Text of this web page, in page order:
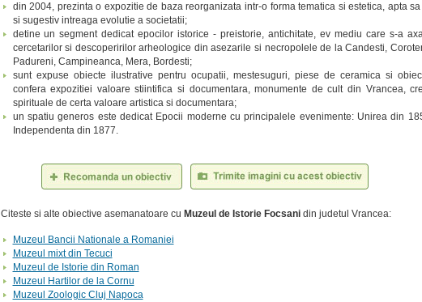
din 2004, prezinta o expozitie de baza reorganizata intr-o forma tematica si estetica, apta
si sugestiv intreaga evolutie a societatii;
detine un segment dedicat epocilor istorice - preistorie, antichitate, ev mediu care s-a
cercetarilor si descoperirilor arheologice din asezarile si necropolele de la Candesti,
Padureni, Campineanca, Mera, Bordesti;
sunt expuse obiecte ilustrative pentru ocupatii, mestesuguri, piese de ceramica si
confera expozitiei valoare stiintifica si documentara, monumente de cult din Vrancea,
spirituale de certa valoare artistica si documentara;
un spatiu generos este dedicat Epocii moderne cu principalele evenimente: Unirea din
Independenta din 1877.
Citeste si alte obiective asemanatoare cu Muzeul de Istorie Focsanidin judetul Vrancea:
Muzeul Bancii Nationale a Romaniei
Muzeul mixt din Tecuci
Muzeul de Istorie din Roman
Muzeul Hartilor de la Cornu
Muzeul Zoologic Cluj Napoca